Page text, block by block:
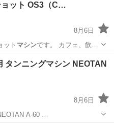
ョット OS3（C…
8月6日
ット マシンです。 カフェ、飲食
ン家電
8月6日